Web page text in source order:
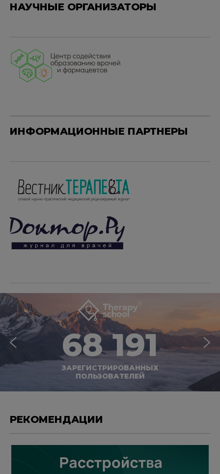
НАУЧНЫЕ ОРГАНИЗАТОРЫ
ИНФОРМАЦИОННЫЕ ПАРТНЕРЫ
68 191
ЗАРЕГИСТРИРОВАННЫХ
ПОЛЬЗОВАТЕЛЕЙ
РЕКОМЕНДАЦИИ